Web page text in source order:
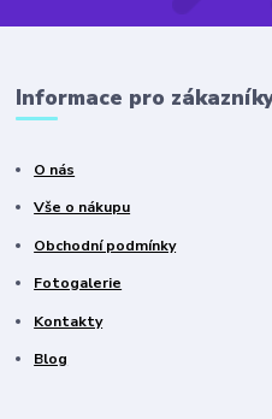
Informace pro
O nás
Vše o nákupu
Obchodní podmínky
Fotogalerie
Kontakty
Blog